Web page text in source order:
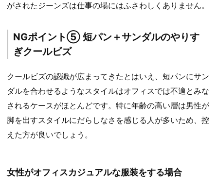
がされたジーンズは仕事の場にはふさわしくありません。
NGポイント⑤ 短パン＋サンダルのやりす
ぎクールビズ
クールビズの認識が広まってきたとはいえ、短パンにサン
ダルを合わせるようなスタイルはオフィスでは不適とみな
されるケースがほとんどです。特に年齢の高い層は男性が
脚を出すスタイルにだらしなさを感じる人が多いため、控
えた方が良いでしょう。
女性がオフィスカジュアルな服装をする場合